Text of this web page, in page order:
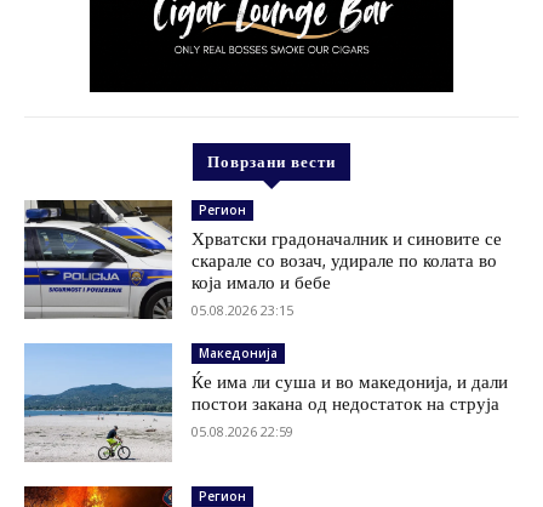
Поврзани вести
Регион
Хрватски градоначалник и синовите се
скарале со возач, удирале по колата во
која имало и бебе
05.08.2026 23:15
Македонија
Ќе има ли суша и во македонија, и дали
постои закана од недостаток на струја
05.08.2026 22:59
Регион